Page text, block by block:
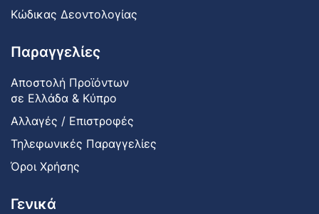
Κώδικας Δεοντολογίας
Παραγγελίες
Αποστολή Προϊόντων
σε Ελλάδα & Κύπρο
Αλλαγές / Επιστροφές
Τηλεφωνικές Παραγγελίες
Όροι Χρήσης
Γενικά